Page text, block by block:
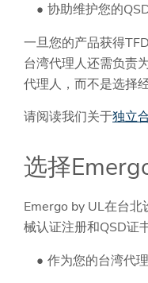
协助维护您的
一旦您的产品获得
台湾代理人还需负责
代理人，而不是选择经
请阅读我们关于独立
选择
Emergo by UL在台
械认证注册和QSD证
作为您的台湾代